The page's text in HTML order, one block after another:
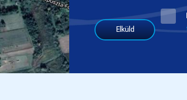
Elküld